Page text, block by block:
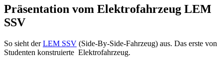
Präsentation vom Elektrofahrzeug LEM
SSV
So sieht derLEM SSV (Side-By-Side-Fahrzeug) aus. Das erste von
Studenten konstruierte Elektrofahrzeug.